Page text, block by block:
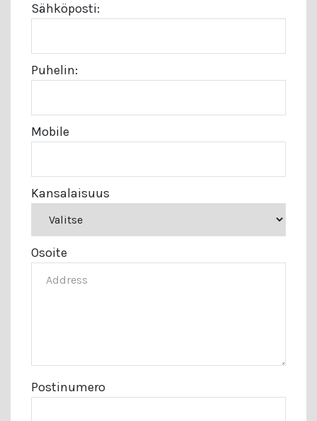
Sähköposti:
Puhelin:
Mobile
Kansalaisuus
Osoite
Postinumero